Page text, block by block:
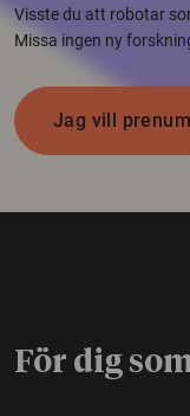
Visste du att robotar
Missa ingen ny
Jag vill
För dig